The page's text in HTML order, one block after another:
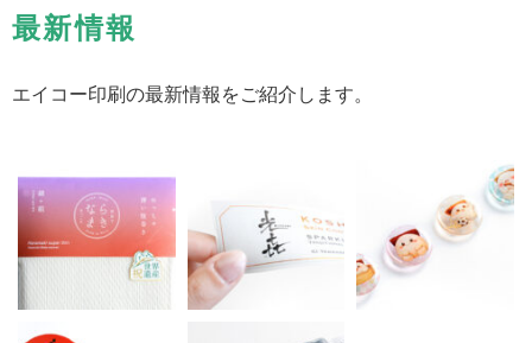
最新情報
エイコー印刷の最新情報をご紹介します。